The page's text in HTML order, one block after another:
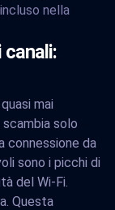
nella
canali:
mai
solo
connessione da
sono i picchi di
del Wi-Fi.
Questa